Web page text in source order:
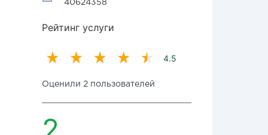
40624358
Рейтинг услуги
4.5
Оценили 2 пользователей